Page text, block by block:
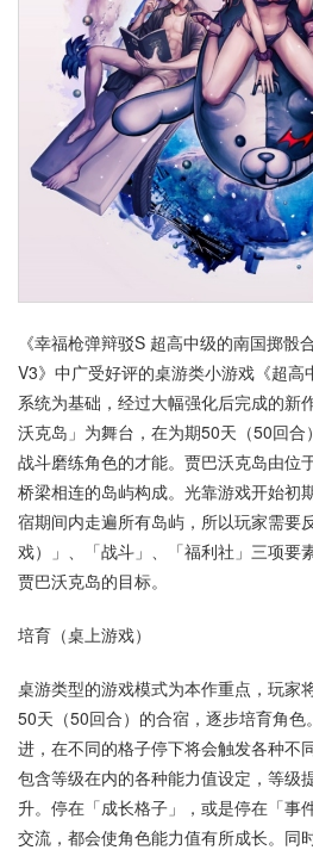
《幸福枪弹辩驳S 超高中级的南国掷骰
V3》中广受好评的桌游类小游戏《超
系统为基础，经过大幅强化后完成的新
沃克岛」为舞台，在为期50天（50回
战斗磨练角色的才能。贾巴沃克岛由位
桥梁相连的岛屿构成。光靠游戏开始初
宿期间内走遍所有岛屿，所以玩家需要
戏）」、「战斗」、「福利社」三项要
贾巴沃克岛的目标。
培育（桌上游戏）
桌游类型的游戏模式为本作重点，玩家
50天（50回合）的合宿，逐步培育角
进，在不同的格子停下将会触发各种不
包含等级在内的各种能力值设定，等级
升。停在「成长格子」，或是停在「事
交流，都会使角色能力值有所成长。同